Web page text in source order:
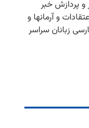
و پردازش خبر
و آرمانها و
زبانان سراسر